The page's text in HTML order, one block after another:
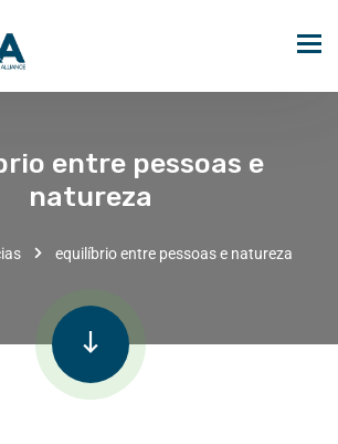
entre pessoas e
natureza
equilíbrio entre pessoas e natureza